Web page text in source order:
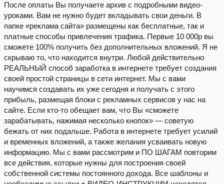
После оплаты Вы получаете архив с подробными видео-
уроками. Вам не нужно будет вкладывать свои деньги. В
папке «реклама сайта» размещены как бесплатные, так и
платные способы привлечения трафика. Первые 10 000р вы
сможете 100% получить без дополнительных вложений. Я не
скрываю то, что находится внутри. Любой действительно
РЕАЛЬНЫЙ способ заработка в интернете требует создания
своей простой страницы в сети интернет. Мы с вами
научимся создавать их уже сегодня и получать с этого
прибыль, размещая блоки с рекламных сервисов у нас на
сайте. Если кто-то обещает вам, что Вы «сможете
зарабатывать, нажимая несколько кнопок» — советую
бежать от них подальше. Работа в интернете требует усилий
и временных вложений, а также желания усваивать новую
информацию. Мы с вами рассмотрим и ПО ШАГАМ повторим
все действия, которые нужны для построения своей
собственной системы постоянного дохода. Все шаблоны и